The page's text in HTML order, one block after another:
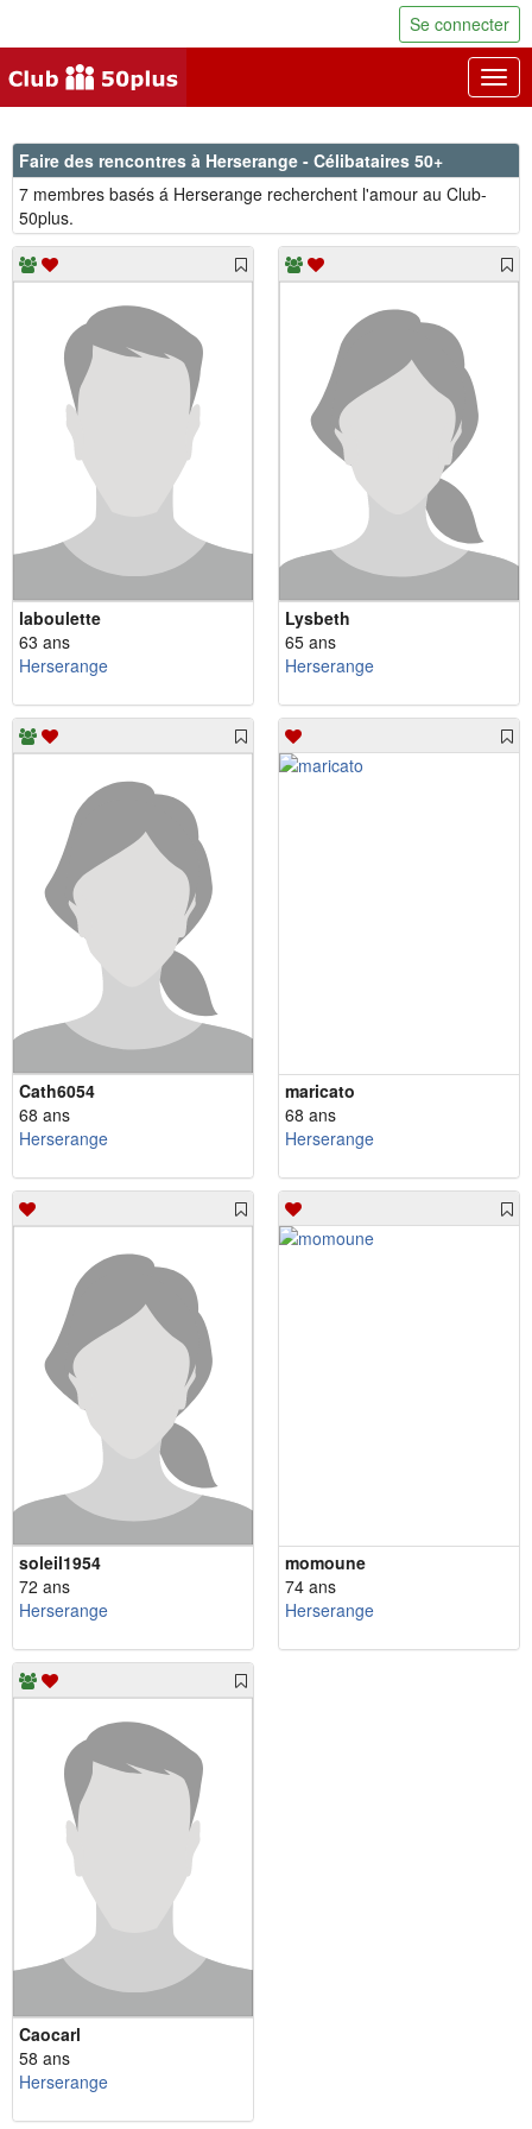
Se connecter
Faire des rencontres à Herserange - Célibataires 50+
7 membres basés á Herserange recherchent l'amour au Club-
50plus.
laboulette
63 ans
Herserange
Lysbeth
65 ans
Herserange
Cath6054
68 ans
Herserange
maricato
68 ans
Herserange
soleil1954
72 ans
Herserange
momoune
74 ans
Herserange
Caocarl
58 ans
Herserange